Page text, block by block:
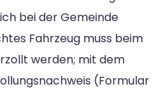
bei der Gemeinde
Fahrzeug muss beim
werden; mit dem
(Formular